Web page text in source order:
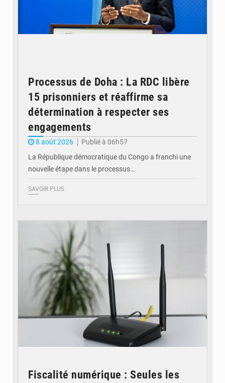
Processus de Doha : La RDC libère
15 prisonniers et réaffirme sa
détermination à respecter ses
engagements
8 août 2026
Publié à 06h57
La République démocratique du Congo a franchi une
nouvelle étape dans le processus…
SAVOIR PLUS
Fiscalité numérique : Seules les